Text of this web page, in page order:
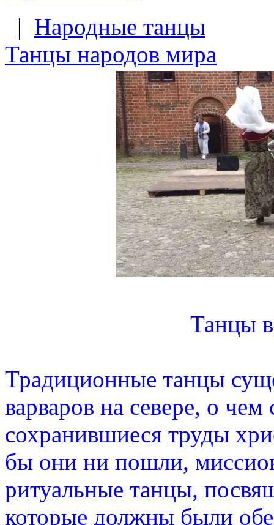
| Народные танцы
Танцы народов мира
Танцы в
Традиционные танцы
варваров на севере, о чем
сохранившиеся труды
бы они ни пошли,
ритуальные танцы,
которые должны были